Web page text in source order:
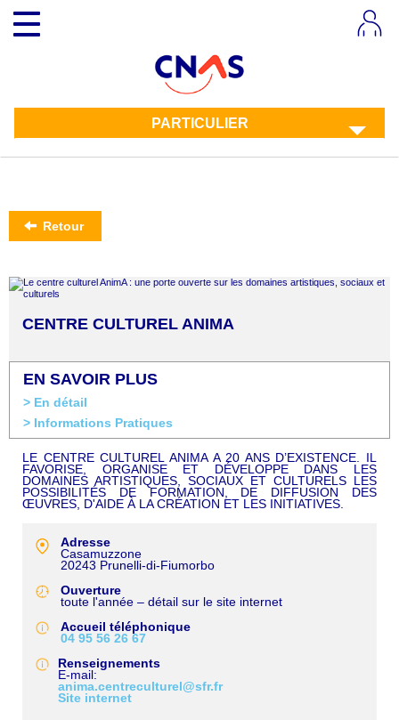
contenu
principal
Toggle
navigation
PARTICULIER
Retour
CENTRE CULTUREL ANIMA
EN SAVOIR PLUS
> En détail
> Informations Pratiques
LE CENTRE CULTUREL ANIMA A 20 ANS D’EXISTENCE. IL
FAVORISE, ORGANISE ET DÉVELOPPE DANS LES
DOMAINES ARTISTIQUES, SOCIAUX ET CULTURELS LES
POSSIBILITÉS DE FORMATION, DE DIFFUSION DES
ŒUVRES, D'AIDE À LA CRÉATION ET LES INITIATIVES.
Adresse
Casamuzzone
20243 Prunelli-di-Fiumorbo
Ouverture
toute l'année – détail sur le site internet
Accueil téléphonique
04 95 56 26 67
Renseignements
E-mail
anima.centreculturel@sfr.fr
Site internet